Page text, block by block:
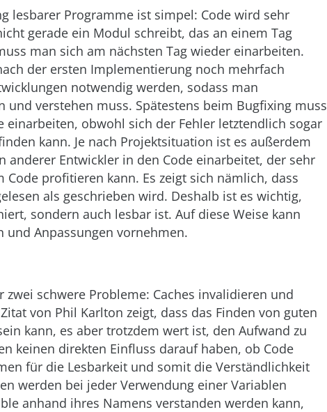
lesbarer Programme ist simpel: Code wird sehr
gerade ein Modul schreibt, das an einem Tag
man sich am nächsten Tag wieder einarbeiten.
der ersten Implementierung noch mehrfach
notwendig werden, sodass man
und verstehen muss. Spätestens beim Bugfixing muss
einarbeiten, obwohl sich der Fehler letztendlich sogar
kann. Je nach Projektsituation ist es außerdem
anderer Entwickler in den Code einarbeitet, der sehr
Code profitieren kann. Es zeigt sich nämlich, dass
als geschrieben wird. Deshalb ist es wichtig,
sondern auch lesbar ist. Auf diese Weise kann
Anpassungen vornehmen.
schwere Probleme: Caches invalidieren und
von Phil Karlton zeigt, dass das Finden von guten
kann, es aber trotzdem wert ist, den Aufwand zu
keinen direkten Einfluss darauf haben, ob Code
für die Lesbarkeit und somit die Verständlichkeit
werden bei jeder Verwendung einer Variablen
anhand ihres Namens verstanden werden kann,